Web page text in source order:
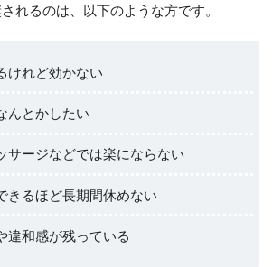
れるのは、以下のような方です。
けれど効かない
んとかしたい
サージなどでは楽にならない
きるほど長期間休めない
違和感が残っている